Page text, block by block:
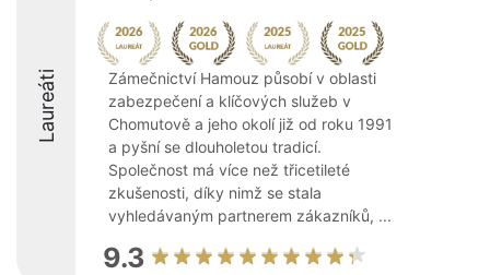
Laureáti
Zámečnictví Hamouz působí v oblasti
zabezpečení a klíčových služeb v
Chomutově a jeho okolí již od roku 1991
a pyšní se dlouholetou tradicí.
Společnost má více než třicetileté
zkušenosti, díky nimž se stala
vyhledávaným partnerem zákazníků, ...
9.3